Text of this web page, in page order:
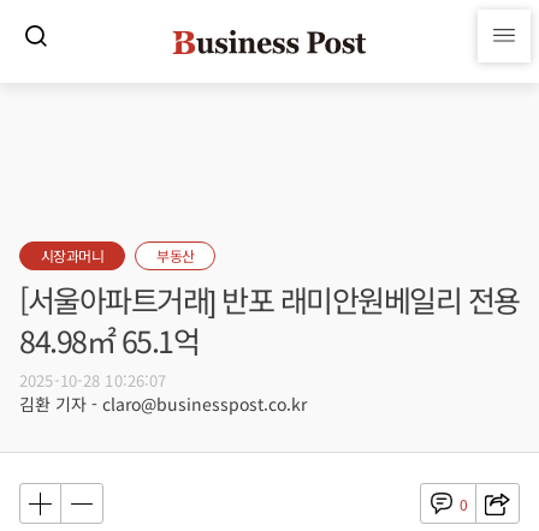
시장과머니 부동산
[서울아파트거래] 반포 래미안원베일리 전용
84.98㎡ 65.1억
2025-10-28 10:26:07
김환 기자 - claro@businesspost.co.kr
0